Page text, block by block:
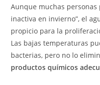
Aunque muchas personas
inactiva en invierno”, el
propicio para la
Las bajas temperaturas
bacterias, pero no lo
productos químicos